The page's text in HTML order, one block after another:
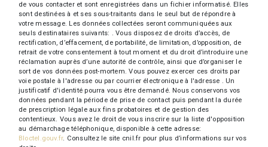
de vous contacter et sont enregistrées dans un fichier informatisé. Elles
sont destinées à et ses sous-traitants dans le seul but de répondre à
votre message. Les données collectées seront communiquées aux
seuls destinataires suivants: . Vous disposez de droits d’accès, de
rectification, d’effacement, de portabilité, de limitation, d’opposition, de
retrait de votre consentement à tout moment et du droit d’introduire une
réclamation auprès d’une autorité de contrôle, ainsi que d’organiser le
sort de vos données post-mortem. Vous pouvez exercer ces droits par
voie postale à l'adresse ou par courrier électronique à l'adresse . Un
justificatif d'identité pourra vous être demandé. Nous conservons vos
données pendant la période de prise de contact puis pendant la durée
de prescription légale aux fins probatoires et de gestion des
contentieux. Vous avez le droit de vous inscrire sur la liste d'opposition
au démarchage téléphonique, disponible à cette adresse:
Bloctel.gouv.fr. Consultez le site cnil.fr pour plus d’informations sur vos